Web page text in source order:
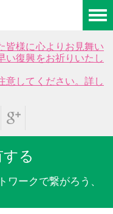
皆様に心よりお見舞い
い復興をお祈りいたし
意してください。詳し
る
ワークで繋がろう、